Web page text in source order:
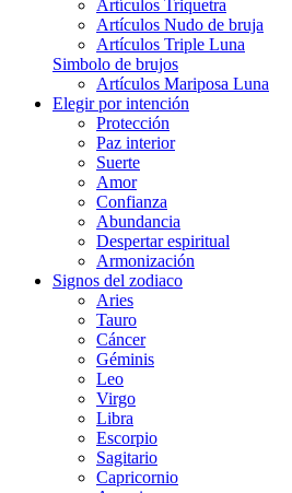
Artículos Triquetra
Artículos Nudo de bruja
Artículos Triple Luna
Simbolo de brujos
Artículos Mariposa Luna
Elegir por intención
Protección
Paz interior
Suerte
Amor
Confianza
Abundancia
Despertar espiritual
Armonización
Signos del zodiaco
Aries
Tauro
Cáncer
Géminis
Leo
Virgo
Libra
Escorpio
Sagitario
Capricornio